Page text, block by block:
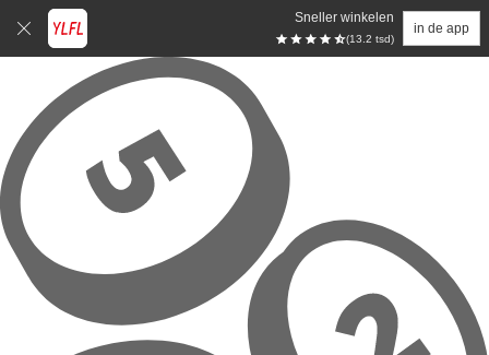
Sneller winkelen
(13.2 tsd)
in de app
Overslaan naar hoofdinhoud